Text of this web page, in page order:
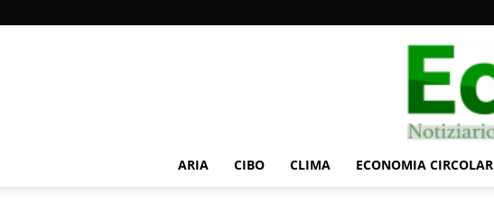
ARIA CIBO CLIMA ECONOMIA